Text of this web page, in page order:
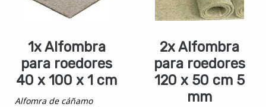
1x Alfombra
para roedores
40 x 100 x 1 cm
Alfomra de cáñamo
2x Alfombra
para roedores
120 x 50 cm 5
mm